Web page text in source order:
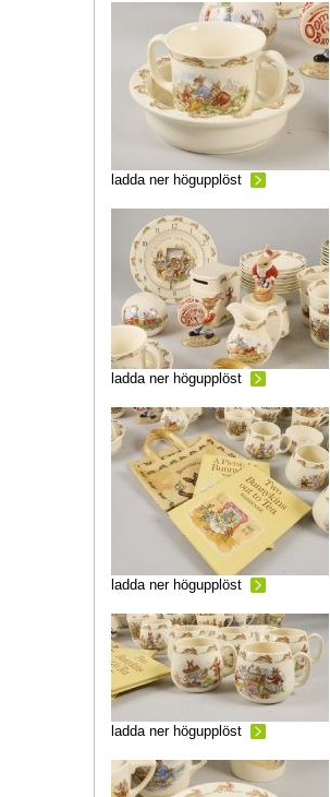
ladda ner högupplöst
ladda ner högupplöst
ladda ner högupplöst
ladda ner högupplöst